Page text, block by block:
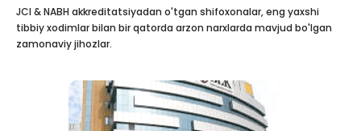
JCI & NABH akkreditatsiyadan o'tgan shifoxonalar, eng yaxshi
tibbiy xodimlar bilan bir qatorda arzon narxlarda mavjud bo'lgan
zamonaviy jihozlar.